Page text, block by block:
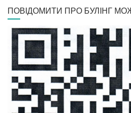
ПОВІДОМИТИ ПРО БУЛІНГ